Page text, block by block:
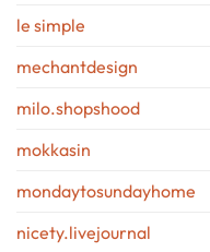
le simple
mechantdesign
milo.shopshood
mokkasin
mondaytosundayhome
nicety.livejournal